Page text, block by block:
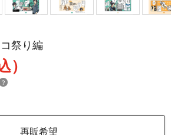
祭り編
？
再販希望